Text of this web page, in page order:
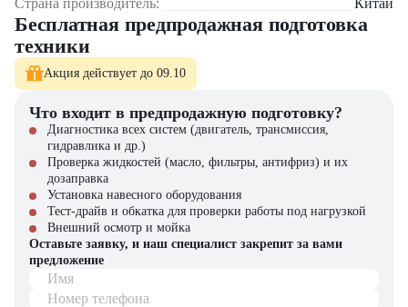
Возведение промышленных предприятий
Дорожные и мостовые работы
Гидротехнические сооружения
Крупные коммерческие проекты
В каталоге "ЦТО" вы также найдете:
Широкий ассортимент спецтехники
Оригинальные запчасти на складе
Навесное оборудование
Профессиональный сервис
Почему стоит выбрать "ЦТО"?
Официальный дилер JAC
Собственный сервисный центр
Гибкие финансовые решения
Доставка по всей России
Страна производитель:
Китай
Бесплатная предпродажная подготовка
техники
Акция действует до 09.10
Что входит в предпродажную подготовку?
Диагностика всех систем (двигатель, трансмиссия,
гидравлика и др.)
Проверка жидкостей (масло, фильтры, антифриз) и их
дозаправка
Установка навесного оборудования
Тест-драйв и обкатка для проверки работы под нагрузкой
Внешний осмотр и мойка
Оставьте заявку, и наш специалист закрепит за вами
предложение
Имя
Номер телефона